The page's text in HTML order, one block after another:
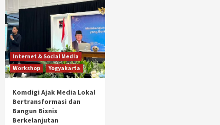
Internet & Social Media
Workshop
Yogyakarta
Komdigi Ajak Media Lokal
Bertransformasi dan
Bangun Bisnis
Berkelanjutan